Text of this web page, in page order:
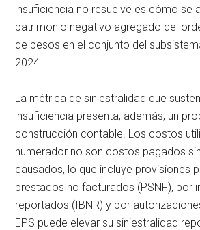
insuficiencia no resuelve es cómo se
patrimonio negativo agregado del
de pesos en el conjunto del
2024.
La métrica de siniestralidad que
insuficiencia presenta, además, un
construcción contable. Los costos
numerador no son costos pagados
causados, lo que incluye provisiones
prestados no facturados (PSNF), por
reportados (IBNR) y por
EPS puede elevar su siniestralidad